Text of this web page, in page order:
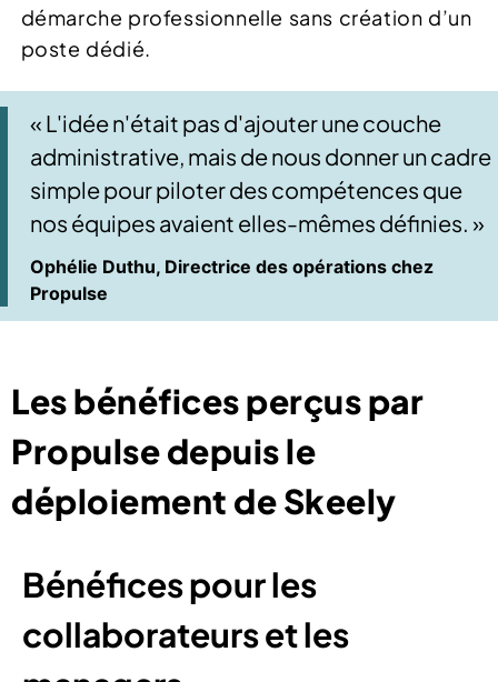
démarche professionnelle sans création d’un
poste dédié.
« L'idée n'était pas d'ajouter une couche
administrative, mais de nous donner un cadre
simple pour piloter des compétences que
nos équipes avaient elles-mêmes définies. »
Ophélie Duthu, Directrice des opérations chez
Propulse
Les bénéfices perçus par
Propulse depuis le
déploiement de Skeely
Bénéfices pour les
collaborateurs et les